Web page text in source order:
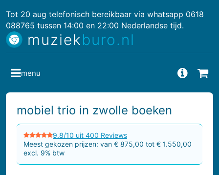
Tot 20 aug telefonisch bereikbaar via whatsapp 0618
088765 tussen 14:00 en 22:00 Nederlandse tijd.
muziekburo.nl
mobiel trio in zwolle boeken
9.8/10 uit 400 Reviews
Meest gekozen prijzen: van € 875,00 tot € 1.550,00
excl. 9% btw
menu